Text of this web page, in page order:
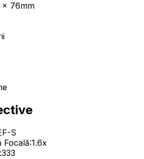
x 76mm
S
Focală:1.6x
333